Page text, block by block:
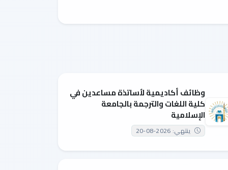
وظائف أكاديمية لأساتذة مساعدين في
كلية اللغات والترجمة بالجامعة
الإسلامية
ينتهي: 2026-08-20